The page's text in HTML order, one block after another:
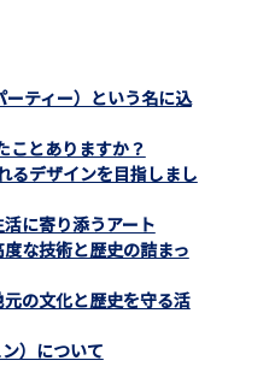
ーティー）という名に込
ことありますか？
るデザインを目指しまし
に寄り添うアート
な技術と歴史の詰まっ
の文化と歴史を守る活
）について